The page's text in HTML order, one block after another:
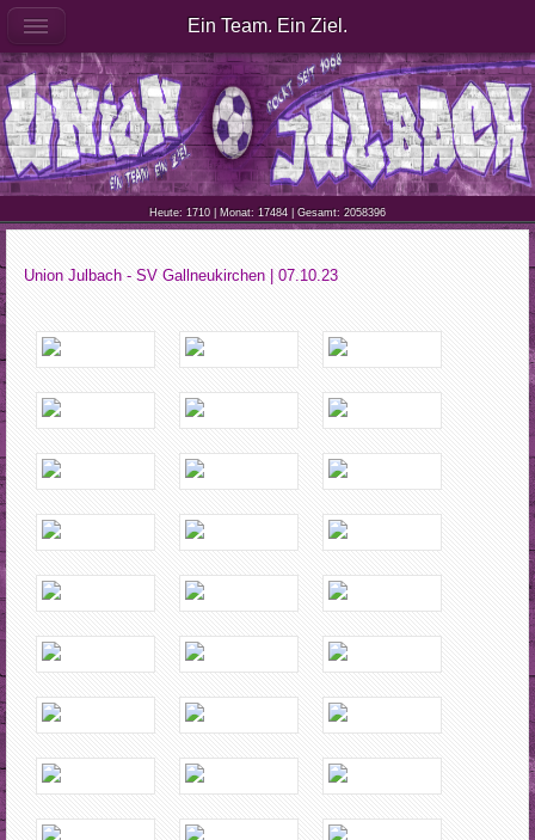
Heute: 1710 | Monat: 17484 | Gesamt: 2058396
Union Julbach - SV Gallneukirchen | 07.10.23
Ein Team. Ein Ziel.